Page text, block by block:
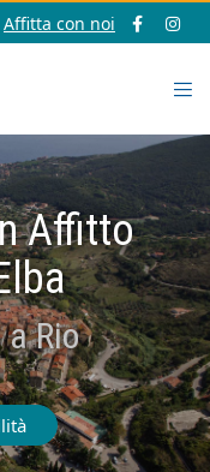
Affitta con noi
Affitto
Rio